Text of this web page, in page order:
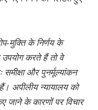
मुक्ति के निर्णय के
करते हैं तो वे
समीक्षा और पुनर्मूल्यांकन
अपीलीय न्यायालय को
जाने के कारणों पर विचार